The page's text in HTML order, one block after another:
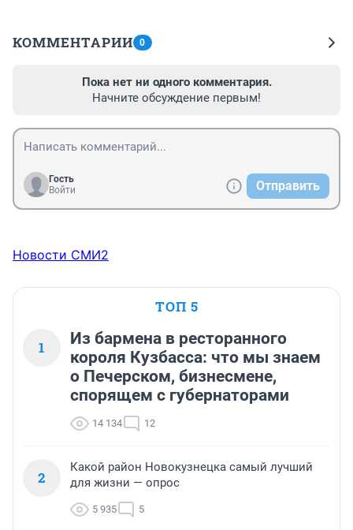
КОММЕНТАРИИ 0
Пока нет ни одного комментария.
Начните обсуждение первым!
Гость
Войти
Отправить
Новости СМИ2
ТОП 5
1
Из бармена в ресторанного
короля Кузбасса: что мы знаем
о Печерском, бизнесмене,
спорящем с губернаторами
14 134 12
2
Какой район Новокузнецка самый лучший
для жизни — опрос
5 935 5